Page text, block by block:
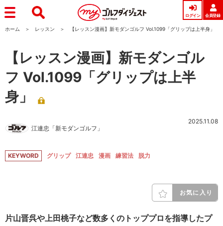
ログイン 会員登録
ホーム レッスン 【レッスン漫画】新モダンゴルフ Vol.1099「グリップは上半身」
【レッスン漫画】新モダンゴル
フ Vol.1099「グリップは上半
身」
江連忠「新モダンゴルフ」
2025.11.08
KEYWORD グリップ 江連忠 漫画 練習法 脱力
お気に入り
片山晋呉や上田桃子など数多くのトッププロを指導したプ